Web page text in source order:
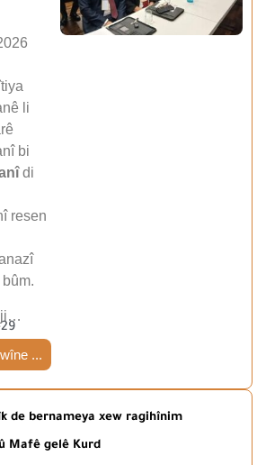
li
bi
di
resen
ji…
...
de bernameya xew ragihînim
Mafê gelê Kurd